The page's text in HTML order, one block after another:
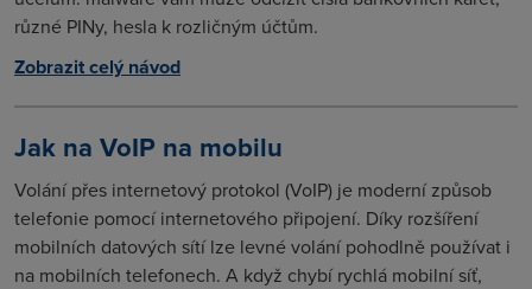
různé PINy, hesla k rozličným účtům.
Zobrazit celý návod
Jak na VoIP na mobilu
Volání přes internetový protokol (VoIP) je moderní způsob
telefonie pomocí internetového připojení. Díky rozšíření
mobilních datových sítí lze levné volání pohodlně používat i
na mobilních telefonech. A když chybí rychlá mobilní síť,